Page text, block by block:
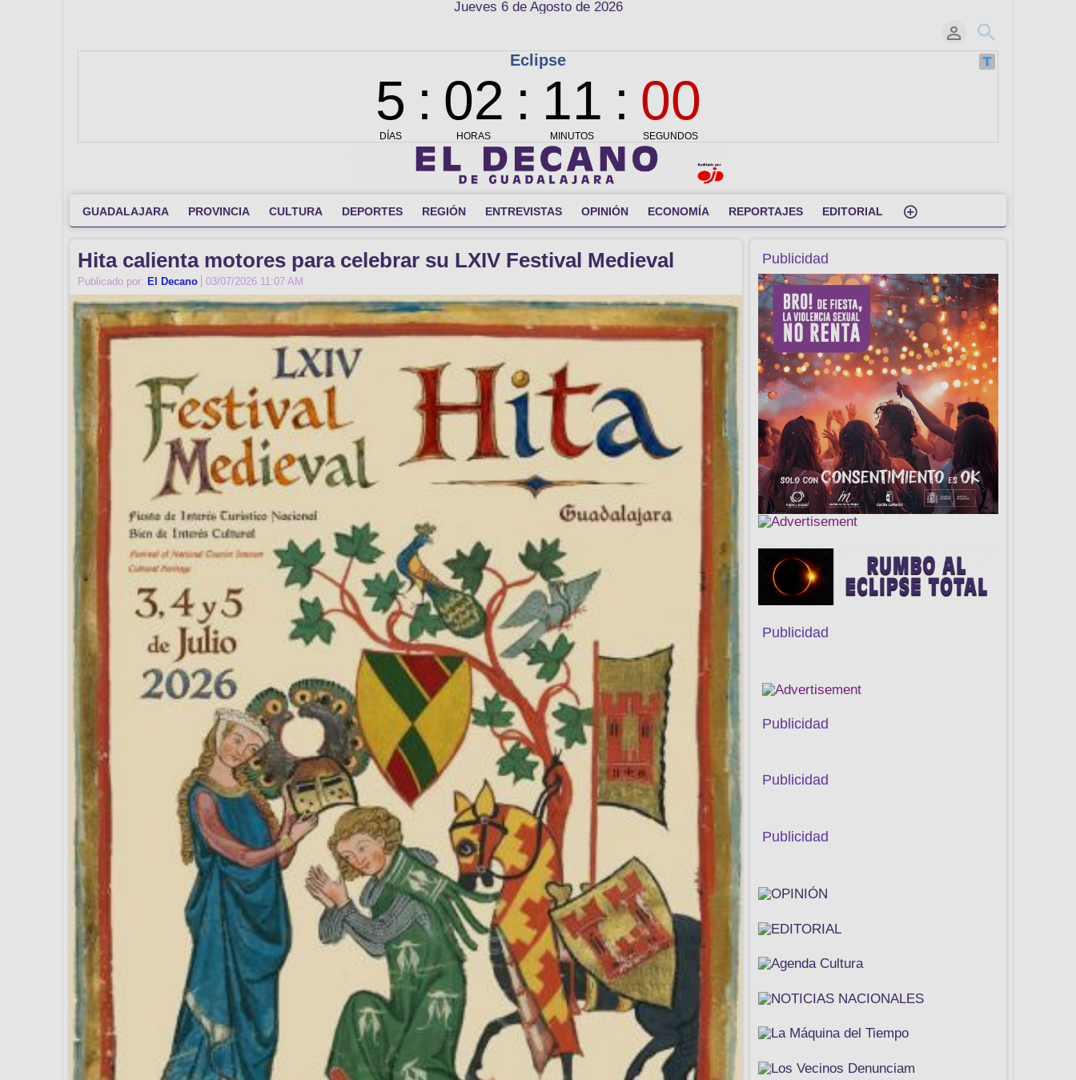
Jueves 6 de Agosto de 2026
GUADALAJARA PROVINCIA CULTURA DEPORTES REGIÓN ENTREVISTAS OPINIÓN ECONOMÍA REPORTAJES EDITORIAL
Hita calienta motores para celebrar su LXIV Festival Medieval
Publicado por: El Decano 03/07/2026 11:07 AM
Publicidad
Publicidad
Publicidad
Publicidad
Publicidad